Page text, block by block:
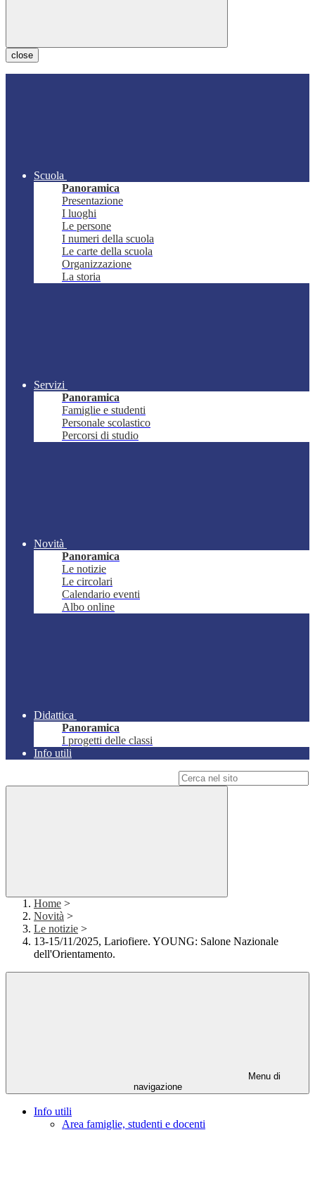
close
Scuola
Panoramica
Presentazione
I luoghi
Le persone
I numeri della scuola
Le carte della scuola
Organizzazione
La storia
Servizi
Panoramica
Famiglie e studenti
Personale scolastico
Percorsi di studio
Novità
Panoramica
Le notizie
Le circolari
Calendario eventi
Albo online
Didattica
Panoramica
I progetti delle classi
Info utili
Home >
Novità >
Le notizie >
13-15/11/2025, Lariofiere. YOUNG: Salone Nazionale
dell'Orientamento.
Menu di
navigazione
Info utili
Area famiglie, studenti e docenti